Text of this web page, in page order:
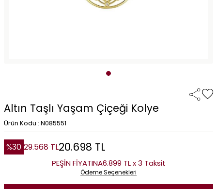
Altın Taşlı Yaşam Çiçeği Kolye
Ürün Kodu : N085551
%30 29.568TL20.698 TL
PEŞİN FİYATINA6.899 TL x 3 Taksit
Ödeme Seçenekleri